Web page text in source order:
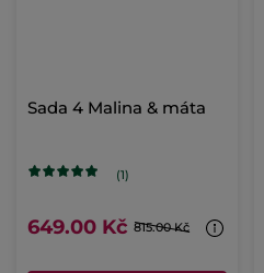
Sada 4 Malina & máta
(1)
649.00 Kč 815.00 Kč